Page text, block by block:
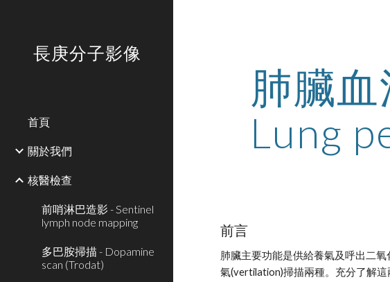
長庚分子影像
首頁
關於我們
核醫檢查
前哨淋巴造影 - Sentinel
lymph node mapping
多巴胺掃描 - Dopamine
scan (Trodat)
肺臟
Lung
前言
肺臟主要功能是供給養氣及呼出二
氣(vertilation)掃描兩種。充分了解